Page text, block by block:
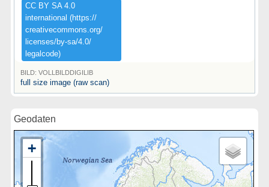
CC ​BY ​SA ​4.​0 ​
international ​(​https:​/​/​
creativecommons.​org/​
licenses/​by-​sa/​4.​0/​
legalcode)​
BILD: VOLLBILDDIGILIB
full size image (raw scan)
Geodaten